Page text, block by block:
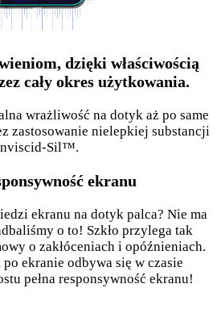
dzięki właściwością
cały okres użytkowania.
wrażliwość na dotyk aż po same
zastosowanie nielepkiej substancji
Sil™.
ekranu
ekranu na dotyk palca? Nie ma
o to! Szkło przylega tak
o zakłóceniach i opóźnieniach.
ekranie odbywa się w czasie
pełna responsywność ekranu!